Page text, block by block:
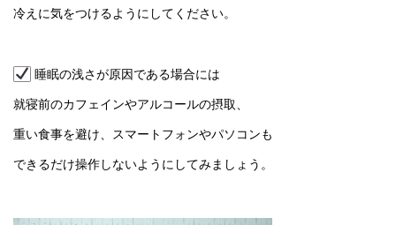
冷えに気をつけるようにしてください。
睡眠の浅さが原因である場合には
就寝前のカフェインやアルコールの摂取、
重い食事を避け、スマートフォンやパソコンも
できるだけ操作しないようにしてみましょう。